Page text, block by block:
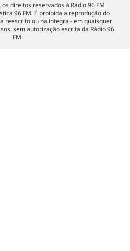
direitos reservados à Rádio 96 FM
96 FM. É proibida a reprodução do
reescrito ou na íntegra - em quaisquer
sem autorização escrita da Rádio 96
FM.